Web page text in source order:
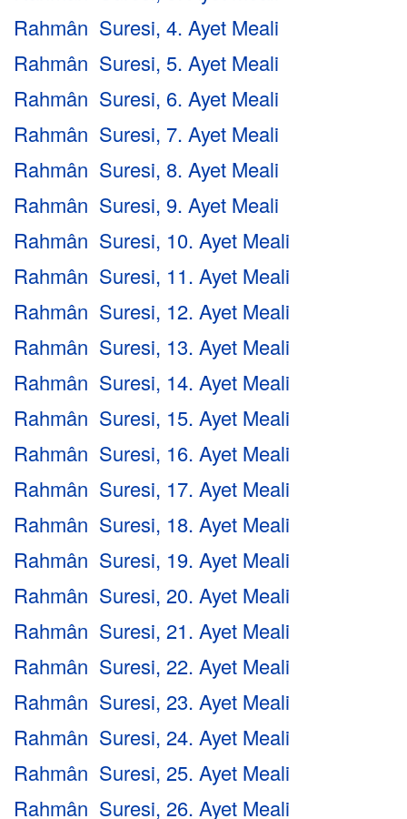
Rahmân Suresi, 4. Ayet Meali
Rahmân Suresi, 5. Ayet Meali
Rahmân Suresi, 6. Ayet Meali
Rahmân Suresi, 7. Ayet Meali
Rahmân Suresi, 8. Ayet Meali
Rahmân Suresi, 9. Ayet Meali
Rahmân Suresi, 10. Ayet Meali
Rahmân Suresi, 11. Ayet Meali
Rahmân Suresi, 12. Ayet Meali
Rahmân Suresi, 13. Ayet Meali
Rahmân Suresi, 14. Ayet Meali
Rahmân Suresi, 15. Ayet Meali
Rahmân Suresi, 16. Ayet Meali
Rahmân Suresi, 17. Ayet Meali
Rahmân Suresi, 18. Ayet Meali
Rahmân Suresi, 19. Ayet Meali
Rahmân Suresi, 20. Ayet Meali
Rahmân Suresi, 21. Ayet Meali
Rahmân Suresi, 22. Ayet Meali
Rahmân Suresi, 23. Ayet Meali
Rahmân Suresi, 24. Ayet Meali
Rahmân Suresi, 25. Ayet Meali
Rahmân Suresi, 26. Ayet Meali